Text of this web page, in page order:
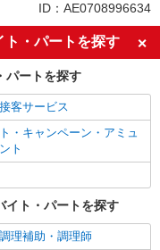
有資格者歓迎
OK
勤OK
あり
ID：AE0708996634
ト・パートを探す
パートを探す
客サービス
・キャンペーン・アミュ
ト
イト・パートを探す
理補助・調理師